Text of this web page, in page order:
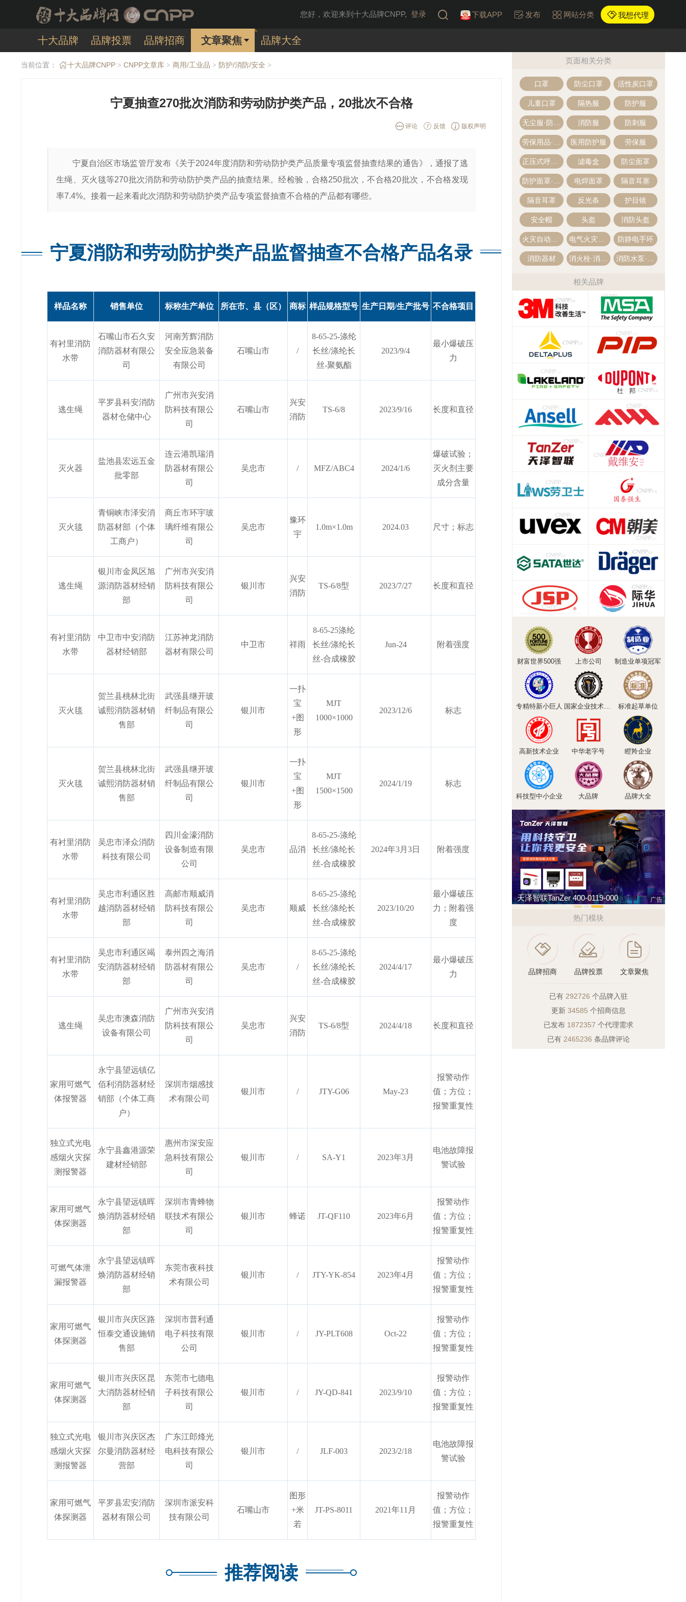
您好，欢迎来到十大品牌CNPP, 登录 下载APP 发布 网站分类 我想代理
十大品牌 品牌投票 品牌招商 文章聚焦 品牌大全
当前位置： 十大品牌CNPP > CNPP文章库 > 商用/工业品 > 防护/消防/安全 >
宁夏抽查270批次消防和劳动防护类产品，20批次不合格
评论 反馈 版权声明
宁夏自治区市场监管厅发布《关于2024年度消防和劳动防护类产品质量专项监督抽查结果的通告》，通报了逃
生绳、灭火毯等270批次消防和劳动防护类产品的抽查结果。经检验，合格250批次，不合格20批次，不合格发现
率7.4%。接着一起来看此次消防和劳动防护类产品专项监督抽查不合格的产品都有哪些。
宁夏消防和劳动防护类产品监督抽查不合格产品名录
样品名称 销售单位 标称生产单位 所在市、县（区） 商标 样品规格型号 生产日期/生产批号 不合格项目
有衬里消防
水带
石嘴山市石久安
消防器材有限公
司
河南芳辉消防
安全应急装备
有限公司
石嘴山市 /
8-65-25-涤纶
长丝/涤纶长
丝-聚氨酯
2023/9/4
最小爆破压
力
逃生绳
平罗县科安消防
器材仓储中心
广州市兴安消
防科技有限公
司
石嘴山市
兴安
消防
TS-6/8 2023/9/16 长度和直径
灭火器
盐池县宏远五金
批零部
连云港凯瑞消
防器材有限公
司
吴忠市 / MFZ/ABC4 2024/1/6
爆破试验；
灭火剂主要
成分含量
灭火毯
青铜峡市泽安消
防器材部（个体
工商户）
商丘市环宇玻
璃纤维有限公
司
吴忠市
豫环
宇
1.0m×1.0m 2024.03 尺寸；标志
逃生绳
银川市金凤区旭
源消防器材经销
部
广州市兴安消
防科技有限公
司
银川市
兴安
消防
TS-6/8型 2023/7/27 长度和直径
有衬里消防
水带
中卫市中安消防
器材经销部
江苏神龙消防
器材有限公司
中卫市 祥雨
8-65-25涤纶
长丝/涤纶长
丝-合成橡胶
Jun-24 附着强度
灭火毯
贺兰县桃林北街
诚熙消防器材销
售部
武强县继开玻
纤制品有限公
司
银川市
一扑
宝
+图
形
MJT
1000×1000
2023/12/6 标志
灭火毯
贺兰县桃林北街
诚熙消防器材销
售部
武强县继开玻
纤制品有限公
司
银川市
一扑
宝
+图
形
MJT
1500×1500
2024/1/19 标志
有衬里消防
水带
吴忠市泽众消防
科技有限公司
四川金濠消防
设备制造有限
公司
吴忠市 品消
8-65-25-涤纶
长丝/涤纶长
丝-合成橡胶
2024年3月3日 附着强度
有衬里消防
水带
吴忠市利通区胜
越消防器材经销
部
高邮市顺威消
防科技有限公
司
吴忠市 顺威
8-65-25-涤纶
长丝/涤纶长
丝-合成橡胶
2023/10/20
最小爆破压
力；附着强
度
有衬里消防
水带
吴忠市利通区竭
安消防器材经销
部
泰州四之海消
防器材有限公
司
吴忠市 /
8-65-25-涤纶
长丝/涤纶长
丝-合成橡胶
2024/4/17
最小爆破压
力
逃生绳
吴忠市澳森消防
设备有限公司
广州市兴安消
防科技有限公
司
吴忠市
兴安
消防
TS-6/8型 2024/4/18 长度和直径
家用可燃气
体报警器
永宁县望远镇亿
佰利消防器材经
销部（个体工商
户）
深圳市烟感技
术有限公司
银川市 / JTY-G06 May-23
报警动作
值；方位；
报警重复性
独立式光电
感烟火灾探
测报警器
永宁县鑫港源荣
建材经销部
惠州市深安应
急科技有限公
司
银川市 / SA-Y1 2023年3月
电池故障报
警试验
家用可燃气
体探测器
永宁县望远镇晖
焕消防器材经销
部
深圳市青蜂物
联技术有限公
司
银川市 蜂诺 JT-QF110 2023年6月
报警动作
值；方位；
报警重复性
可燃气体泄
漏报警器
永宁县望远镇晖
焕消防器材经销
部
东莞市夜科技
术有限公司
银川市 / JTY-YK-854 2023年4月
报警动作
值；方位；
报警重复性
家用可燃气
体探测器
银川市兴庆区路
恒泰交通设施销
售部
深圳市普利通
电子科技有限
公司
银川市 / JY-PLT608 Oct-22
报警动作
值；方位；
报警重复性
家用可燃气
体探测器
银川市兴庆区昆
大消防器材经销
部
东莞市七德电
子科技有限公
司
银川市 / JY-QD-841 2023/9/10
报警动作
值；方位；
报警重复性
独立式光电
感烟火灾探
测报警器
银川市兴庆区杰
尔曼消防器材经
营部
广东江郎烽光
电科技有限公
司
银川市 / JLF-003 2023/2/18
电池故障报
警试验
家用可燃气
体探测器
平罗县宏安消防
器材有限公司
深圳市派安科
技有限公司
石嘴山市
图形
+米
若
JT-PS-8011 2021年11月
报警动作
值；方位；
报警重复性
推荐阅读
页面相关分类
口罩 防尘口罩 活性炭口罩
儿童口罩 隔热服 防护服
消防服 防刺服
医用防护服 劳保服
滤毒盒 防尘面罩
电焊面罩 隔音耳塞
隔音耳罩 反光条 护目镜
安全帽 头盔 消防头盔
防静电手环
消防器材
相关品牌
财富世界500强 上市公司 制造业单项冠军
专精特新小巨人 国家企业技术中心 标准起草单位
高新技术企业 中华老字号 瞪羚企业
科技型中小企业 大品牌 品牌大全
天泽智联TanZer 400-0119-000 广告
热门模块
品牌招商 品牌投票 文章聚焦
已有 292726 个品牌入驻
更新 34585 个招商信息
已发布 1872357 个代理需求
已有 2465236 条品牌评论